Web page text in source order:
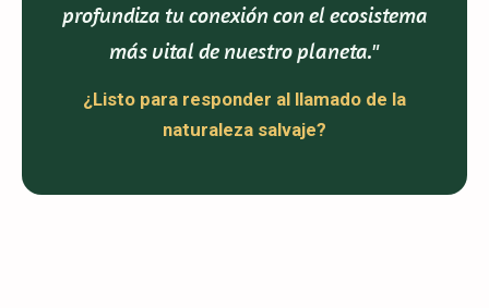
profundiza tu conexión con el ecosistema
más vital de nuestro planeta."
¿Listo para responder al llamado de la
naturaleza salvaje?